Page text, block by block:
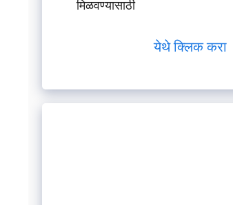
मिळवण्यासाठी
येथे क्लिक करा